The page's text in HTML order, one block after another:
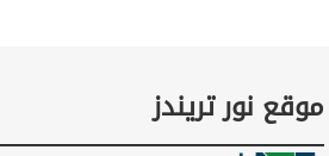
موقع نور تريندز